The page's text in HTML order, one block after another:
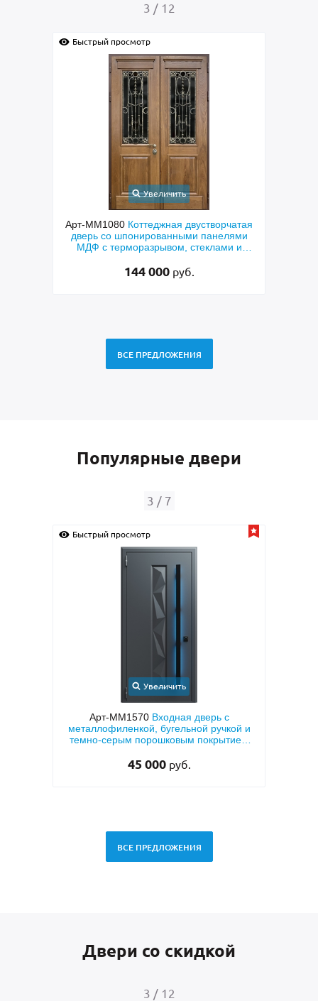
3 / 12
Быстрый просмотр
Увеличить
Арт-ММ1080 Коттеджная двустворчатая
дверь со шпонированными панелями
МДФ с терморазрывом, стеклами и
144 000 руб.
ВСЕ ПРЕДЛОЖЕНИЯ
Популярные двери
3 / 7
Быстрый просмотр
Увеличить
Арт-ММ1570 Входная дверь с
металлофиленкой, бугельной ручкой и
темно-серым порошковым покрытием
45 000 руб.
ВСЕ ПРЕДЛОЖЕНИЯ
Двери со скидкой
3 / 12